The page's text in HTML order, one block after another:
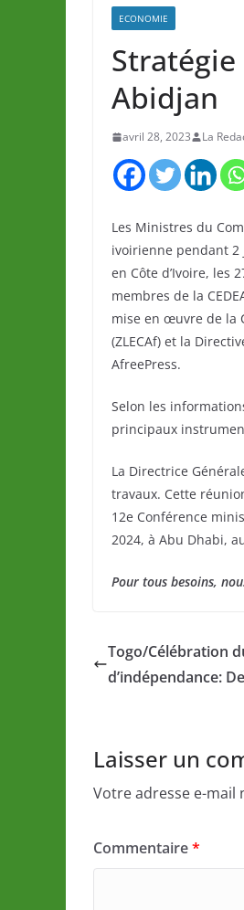
ECONOMIE
Abidjan
avril 28, 2023 La
Les Ministres du
ivoirienne pendant 2
en Côte d’Ivoire, les
membres de la
mise en œuvre de la
(ZLECAf) et la
AfreePress.
Selon les
principaux
La Directrice
travaux. Cette
12e Conférence
2024, à Abu Dhabi,
Pour tous besoins,
Togo/Célébration
d’indépendance:
Laisser un
Votre adresse e-mail
Commentaire*